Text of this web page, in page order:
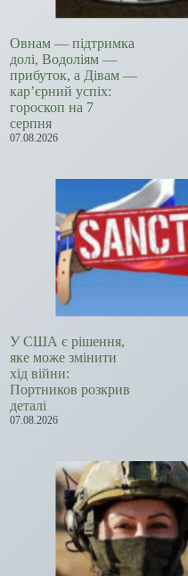
Овнам — підтримка
долі, Водоліям —
прибуток, а Дівам —
кар’єрний успіх:
гороскоп на 7
серпня
07.08.2026
У США є рішення,
яке може змінити
хід війни:
Портников розкрив
деталі
07.08.2026